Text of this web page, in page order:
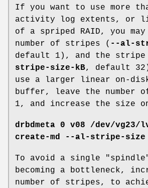
If you want to use more
activity log extents, or
of a spriped RAID, you
number of stripes ( --al-
default 1), and the
stripe-size-kB, default
use a larger linear on-
buffer, leave the number
1, and increase the size
drbdmeta 0 v08 /dev/
create-md --al-stripe-size
To avoid a single
becoming a bottleneck,
number of stripes, to